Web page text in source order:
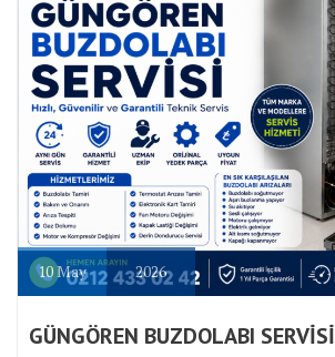
10May 2026
GÜNGÖREN BUZDOLABI SERVİSİ